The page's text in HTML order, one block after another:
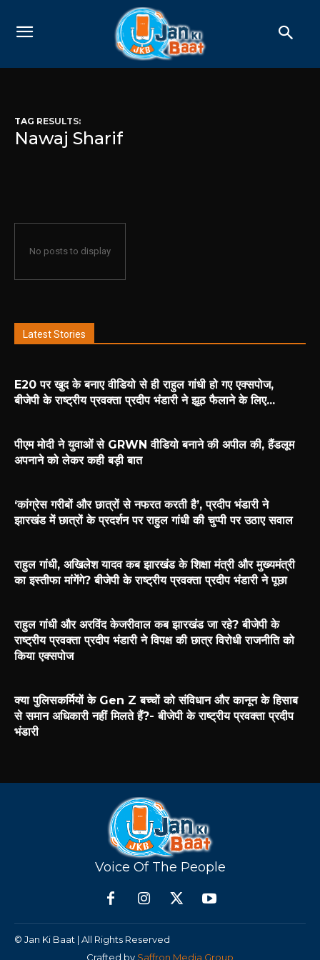
TAG RESULTS:
Nawaj Sharif
No posts to display
Latest Stories
E20 पर खुद के बनाए वीडियो से ही राहुल गांधी हो गए एक्सपोज,
बीजेपी के राष्ट्रीय प्रवक्ता प्रदीप भंडारी ने झूठ फैलाने के लिए...
पीएम मोदी ने युवाओं से GRWN वीडियो बनाने की अपील की, हैंडलूम
अपनाने को लेकर कही बड़ी बात
‘कांग्रेस गरीबों और छात्रों से नफरत करती है’, प्रदीप भंडारी ने
झारखंड में छात्रों के प्रदर्शन पर राहुल गांधी की चुप्पी पर उठाए सवाल
राहुल गांधी, अखिलेश यादव कब झारखंड के शिक्षा मंत्री और मुख्यमंत्री
का इस्तीफा मांगेंगे? बीजेपी के राष्ट्रीय प्रवक्ता प्रदीप भंडारी ने पूछा
राहुल गांधी और अरविंद केजरीवाल कब झारखंड जा रहे? बीजेपी के
राष्ट्रीय प्रवक्ता प्रदीप भंडारी ने विपक्ष की छात्र विरोधी राजनीति को
किया एक्सपोज
क्या पुलिसकर्मियों के Gen Z बच्चों को संविधान और कानून के हिसाब
से समान अधिकारी नहीं मिलते हैं?- बीजेपी के राष्ट्रीय प्रवक्ता प्रदीप
भंडारी
Voice Of The People
© Jan Ki Baat | All Rights Reserved
Crafted by Saffron Media Group